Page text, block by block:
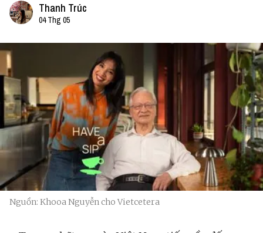
Thanh Trúc
04 Thg 05
Nguồn: Khooa Nguyễn cho Vietcetera